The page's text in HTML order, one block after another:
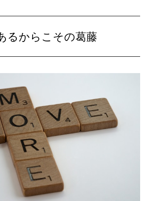
るからこその葛藤